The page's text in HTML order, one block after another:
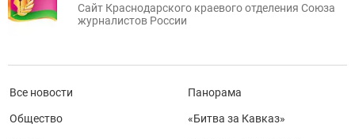
Сайт Краснодарского краевого отделения Союза
журналистов России
Все новости
Общество
Панорама
«Битва за Кавказ»